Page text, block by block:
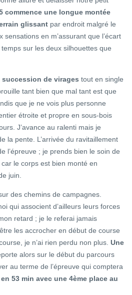
commence une longue montée
glissant par endroit malgré le
en m’assurant que l’écart
sur les deux silhouettes que
de virages tout en single
tant bien que mal tant est que
que je ne vois plus personne
étroite et propre en sous-bois
J’avance au ralenti mais je
la pente. L’arrivée du ravitaillement
l’épreuve ; je prends bien le soin de
le corps est bien monté en
juin.
des chemins de campagnes.
qui associent d’ailleurs leurs forces
retard ; je le referai jamais
les accrocher en début de course
je n’ai rien perdu non plus. Une
alors sur le début du parcours
au terme de l’épreuve qui comptera
53 min avec une 4ème place au